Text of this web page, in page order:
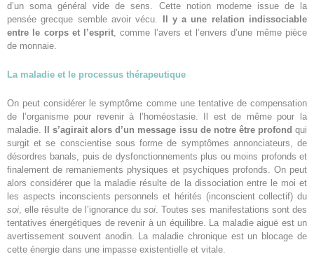
d’un soma général vide de sens. Cette notion moderne issue de la
pensée grecque semble avoir vécu.
Il y a une relation indissociable
entre le corps et l’esprit, comme l’avers et l’envers d’une même pièce
de monnaie.
La maladie et le processus thérapeutique
On peut considérer le symptôme comme une tentative de compensation
de l’organisme pour revenir à l’homéostasie. Il est de même pour la
maladie. Il s’agirait alors d’un message issu de notre être profond qui
surgit et se conscientise sous forme de symptômes annonciateurs, de
désordres banals, puis de dysfonctionnements plus ou moins profonds et
finalement de remaniements physiques et psychiques profonds. On peut
alors considérer que la maladie résulte de la dissociation entre le moi et
les aspects inconscients personnels et hérités (inconscient collectif) du
soi , elle résulte de l’ignorance dusoi . Toutes ses manifestations sont des
tentatives énergétiques de revenir à un équilibre. La maladie aiguë est un
avertissement souvent anodin. La maladie chronique est un blocage de
cette énergie dans une impasse existentielle et vitale.